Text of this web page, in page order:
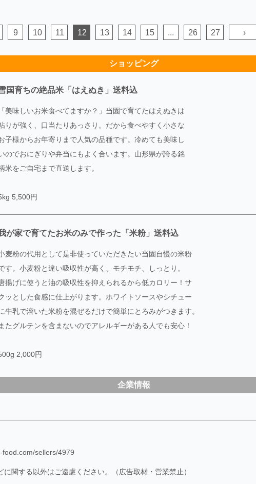
9 10 11 12 13 14 15 ... 26 27 ›
ショッピング
国育ちの絶品米「はえぬき」送料込
「美味しいお米食べてますか？」当園で育てたはえぬきは
りが強く、口当たりあっさり。だから食べやすく小さな
子様からお年寄りまで人気の品種です。冷めても美味し
のでおにぎりや弁当にもよく合います。山形県が誇る銘
米をご自宅まで直送します。
5,500円
が家で育てたお米のみで作った「米粉」送料込
麦粉の代用として是非使っていただきたい当園自慢の米粉
す。小麦粉と違い吸収性が高く、モチモチ、しっとり。
揚げに使うと油の吸収性を抑えられるから低カロリー！サ
ッとした食感に仕上がります。ホワイトソースやシチュー
牛乳で溶いた米粉を混ぜるだけで簡単にとろみがつきます。
たグルテンを含まないのでアレルギーがある人でも安心！
2,000円
企業情報
food.com/sellers/4979
関する以外はご遠慮ください。（広告取材・営業禁止）